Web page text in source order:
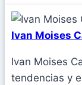
Ivan Moises
Ivan Moises
tendencias y